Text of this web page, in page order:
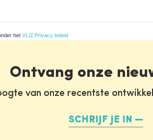
het VLIZ Privacy beleid
Ontvang onze
van onze recentste
SCHRIJF JE IN